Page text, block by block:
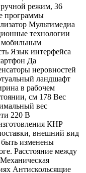
режим, 36
программы
Мультимедиа
технологии
мобильным
Язык интерфейса
Да
неровностей
ландшафт
в рабочем
см 178 Вес
вес
220 В
КНР
внешний вид
изменены
Расстояние между
Антискольсящие